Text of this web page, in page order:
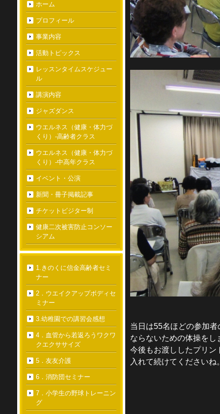
当日は55名ほどの参加
ならないための体操をし
今後もお渡ししたプリン
入れて続けてくださいね
ホーム
プロフィール
事業内容
活動トピックス
レッスンタイムスケジュー
ル
講演内容
ジャズダンス
ウエルネス（健康・体力づ
くり）-高齢者クラス
ウエルネス（健康・体力づ
くり）-中高年クラス
イベント・公演
新聞・冊子掲載記事
チケットビジター制
健康二次被害防止コンソー
シアム
1.きのくに信金高齢者セミ
ナー
2．ウエイクアップボディセ
ミナー
3.幼稚園での講習会感想
4．血管から若返ろうワクワ
クエクササイズ
5．友友介護
6．消防団セミナー
7．小学生の野球トレーニン
グ